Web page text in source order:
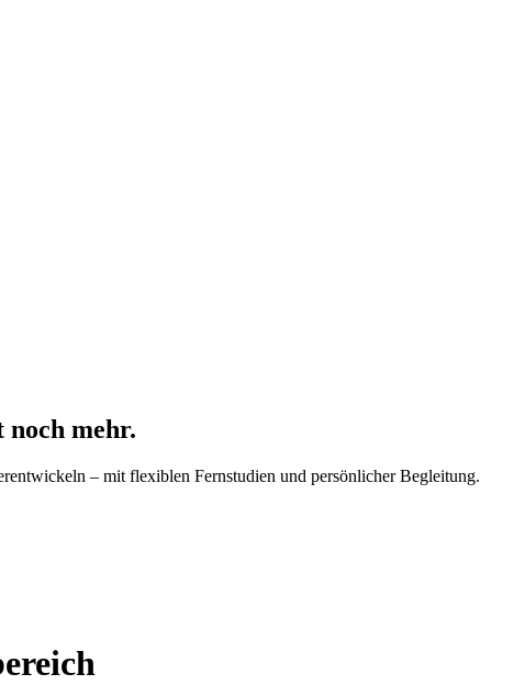
mehr.
– mit flexiblen Fernstudien und persönlicher Begleitung.